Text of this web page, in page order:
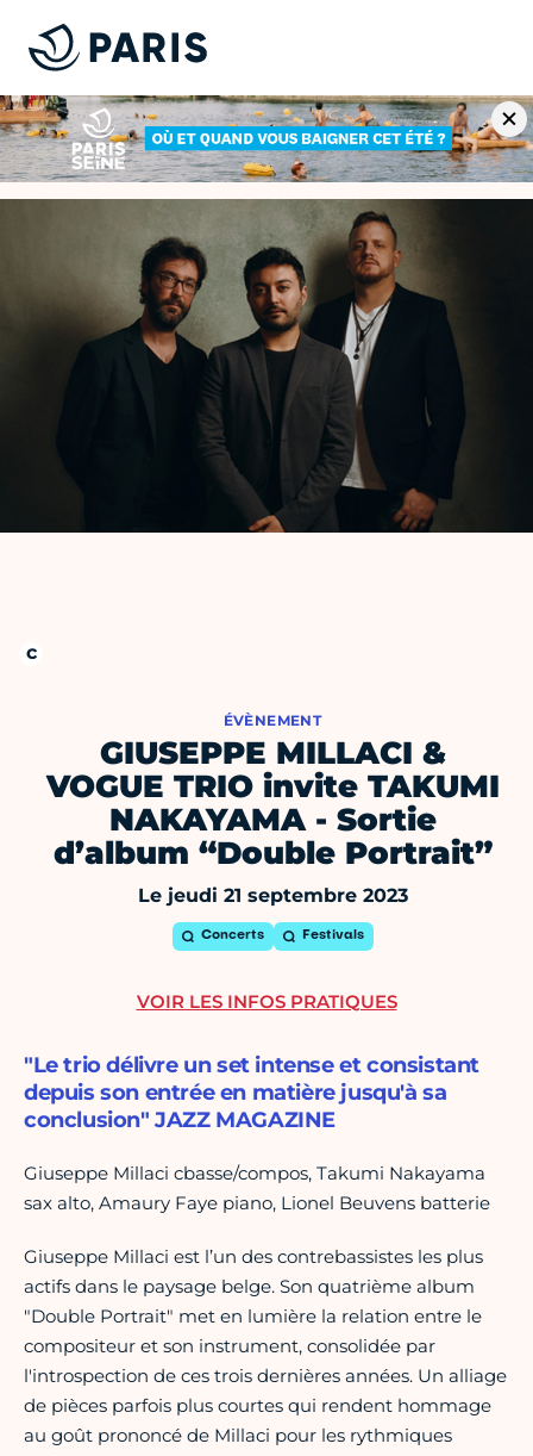
ÉVÈNEMENT
GIUSEPPE MILLACI &
VOGUE TRIO invite TAKUMI
NAKAYAMA - Sortie
d’album “Double Portrait”
Le jeudi 21 septembre 2023
Concerts Festivals
"Le trio délivre un set intense et consistant
depuis son entrée en matière jusqu'à sa
conclusion" JAZZ MAGAZINE
Giuseppe Millaci cbasse/compos, Takumi Nakayama
sax alto, Amaury Faye piano, Lionel Beuvens batterie
Giuseppe Millaci est l’un des contrebassistes les plus
actifs dans le paysage belge. Son quatrième album
"Double Portrait" met en lumière la relation entre le
compositeur et son instrument, consolidée par
l'introspection de ces trois dernières années. Un alliage
de pièces parfois plus courtes qui rendent hommage
au goût prononcé de Millaci pour les rythmiques
VOIR LES INFOS PRATIQUES